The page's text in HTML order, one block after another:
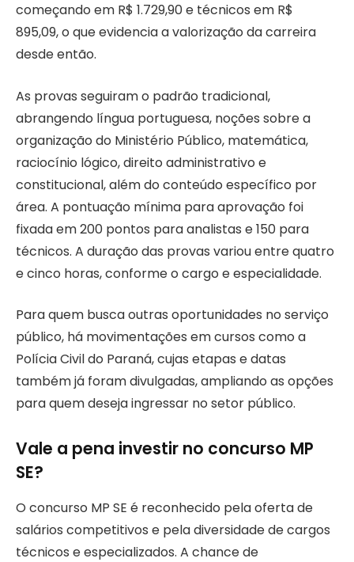
começando em R$ 1.729,90 e técnicos em R$
895,09, o que evidencia a valorização da carreira
desde então.
As provas seguiram o padrão tradicional,
abrangendo língua portuguesa, noções sobre a
organização do Ministério Público, matemática,
raciocínio lógico, direito administrativo e
constitucional, além do conteúdo específico por
área. A pontuação mínima para aprovação foi
fixada em 200 pontos para analistas e 150 para
técnicos. A duração das provas variou entre quatro
e cinco horas, conforme o cargo e especialidade.
Para quem busca outras oportunidades no serviço
público, há movimentações em cursos como a
Polícia Civil do Paraná, cujas etapas e datas
também já foram divulgadas, ampliando as opções
para quem deseja ingressar no setor público.
Vale a pena investir no concurso MP
SE?
O concurso MP SE é reconhecido pela oferta de
salários competitivos e pela diversidade de cargos
técnicos e especializados. A chance de